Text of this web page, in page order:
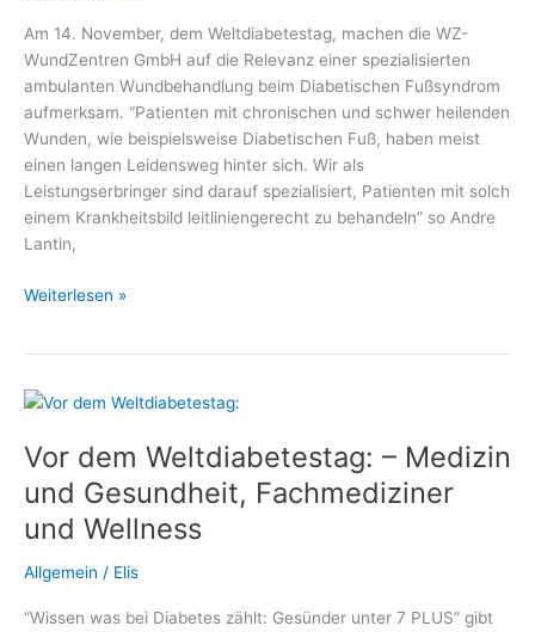
Am 14. November, dem Weltdiabetestag, machen die WZ-
WundZentren GmbH auf die Relevanz einer spezialisierten
ambulanten Wundbehandlung beim Diabetischen Fußsyndrom
aufmerksam. “Patienten mit chronischen und schwer heilenden
Wunden, wie beispielsweise Diabetischen Fuß, haben meist
einen langen Leidensweg hinter sich. Wir als
Leistungserbringer sind darauf spezialisiert, Patienten mit solch
einem Krankheitsbild leitliniengerecht zu behandeln” so Andre
Lantin,
Weltdiabetestag:
Fußsyndrom
Weiterlesen »
Vor dem Weltdiabetestag: – Medizin
und Gesundheit, Fachmediziner
und Wellness
Allgemein / Elis
“Wissen was bei Diabetes zählt: Gesünder unter 7 PLUS” gibt